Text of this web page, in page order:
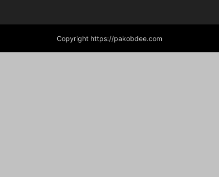
Copyright https://pakobdee.com